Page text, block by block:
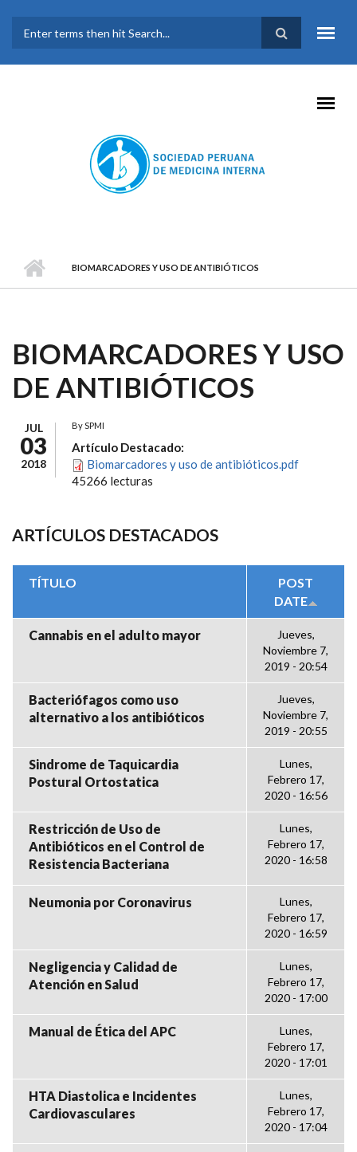
FORMULARIO DE
BÚSQUEDA
BIOMARCADORES Y USO DE ANTIBIÓTICOS
BIOMARCADORES Y USO
DE ANTIBIÓTICOS
JUL
03
2018
BySPMI
Artículo Destacado:
Biomarcadores y uso de antibióticos.pdf
45266 lecturas
ARTÍCULOS DESTACADOS
TÍTULO
POST
DATE
Cannabis en el adulto mayor
Jueves,
Noviembre 7,
2019 - 20:54
Bacteriófagos como uso
alternativo a los antibióticos
Jueves,
Noviembre 7,
2019 - 20:55
Sindrome de Taquicardia
Postural Ortostatica
Lunes,
Febrero 17,
2020 - 16:56
Restricción de Uso de
Antibióticos en el Control de
Resistencia Bacteriana
Lunes,
Febrero 17,
2020 - 16:58
Neumonia por Coronavirus
Lunes,
Febrero 17,
2020 - 16:59
Negligencia y Calidad de
Atención en Salud
Lunes,
Febrero 17,
2020 - 17:00
Manual de Ética del APC
Lunes,
Febrero 17,
2020 - 17:01
HTA Diastolica e Incidentes
Cardiovasculares
Lunes,
Febrero 17,
2020 - 17:04